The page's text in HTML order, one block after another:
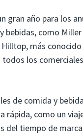
gran año para los
bebidas, como
más
todos los
de comida y
rápida, como un
del tiempo de